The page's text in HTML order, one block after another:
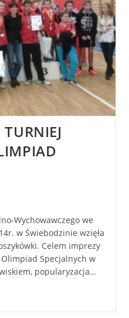
Wychowawczego we
w Świebodzinie wzięła
Celem imprezy
Specjalnych w
popularyzacja…